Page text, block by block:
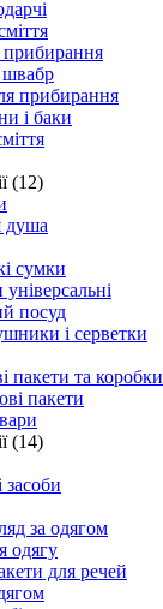
прибирання
і баки
(12)
душа
сумки
посуд
і серветки
пакети та коробки
пакети
(14)
за одягом
одягу
для речей